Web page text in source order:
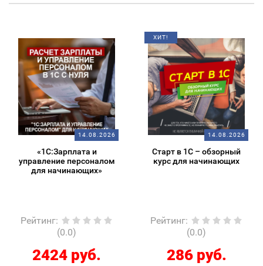
14.08.2026
«1С:Зарплата и
управление персоналом
для начинающих»
Рейтинг:
(0.0)
2424 руб.
ХИТ!
14.08.2026
Старт в 1С – обзорный
курс для начинающих
Рейтинг:
(0.0)
286 руб.